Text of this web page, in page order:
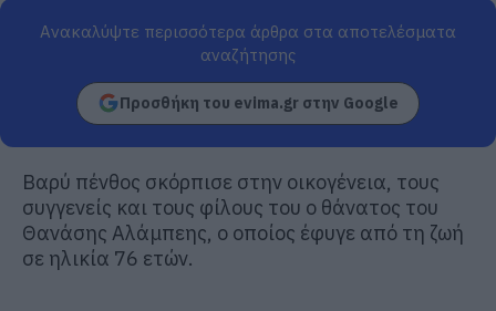
Ανακαλύψτε περισσότερα άρθρα στα αποτελέσματα
αναζήτησης
Προσθήκη του evima.gr στην Google
Βαρύ πένθος σκόρπισε στην οικογένεια, τους
συγγενείς και τους φίλους του ο θάνατος του
Θανάσης Αλάμπεης, ο οποίος έφυγε από τη ζωή
σε ηλικία 76 ετών.